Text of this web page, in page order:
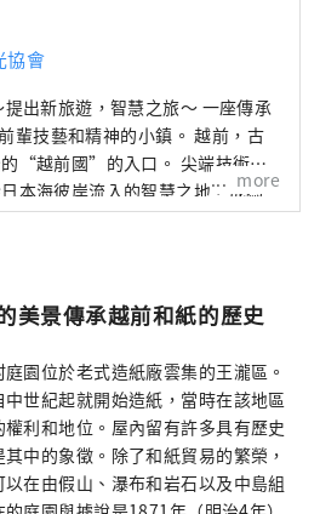
協會
新旅遊，智慧之旅～ 一座傳承
輩技藝和精神的小鎮。 越前，古
“越前國”的入口。 尖端技術和
本海彼岸流入的智慧之地，成為
的發源地。 在與這片土地的自然
此地，跨越國界、跨越時空的交
。 尋找光的新探索。 歡迎來到越
more
美景傳承越前和紙的歷史
園位於老式造紙廠雲集的王瀧區。
世紀起就開始造紙，當時在該地區
利和地位。屋內留有許多具有歷史
中的象徵。除了和紙貿易的繁榮，
在由假山、瀑布和岩石以及中島組